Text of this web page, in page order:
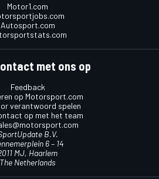
Motor1.com
Autosport.com
met ons op
Feedback
op Motorsport.com
verantwoord spelen
op met het team
B.V.
6 – 14
MJ, Haarlem
The Netherlands